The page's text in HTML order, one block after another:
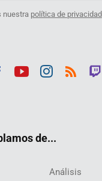
nuestra política de privacidad
de...
Análisis